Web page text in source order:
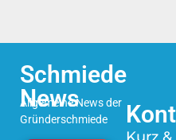
Schmiede
News
Allgemeine News der
Gründerschmiede
Kurz